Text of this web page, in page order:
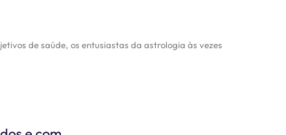
de saúde, os entusiastas da astrologia às vezes